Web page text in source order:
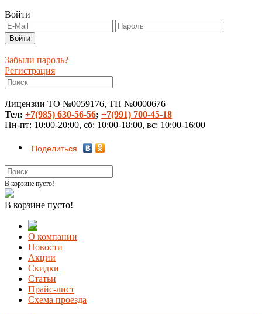
Войти
Забыли пароль?
Регистрация
Лицензии ТО №0059176, ТП №0000676
Тел: +7(985) 630-56-56; +7(991) 700-45-18
Пн-пт: 10:00-20:00, сб: 10:00-18:00, вс: 10:00-16:00
Поделиться
В корзине пусто!
В корзине пусто!
О компании
Новости
Акции
Скидки
Статьи
Прайс-лист
Схема проезда